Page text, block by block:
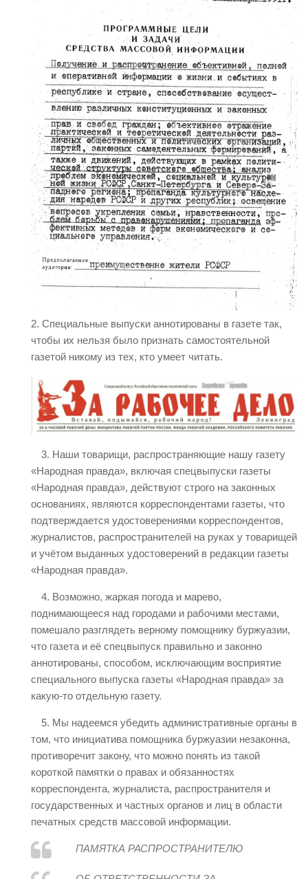
2. Специальные выпуски аннотированы в газете так,
чтобы их нельзя было признать самостоятельной
газетой никому из тех, кто умеет читать.
3. Наши товарищи, распространяющие нашу газету
«Народная правда», включая спецвыпуски газеты
«Народная правда», действуют строго на законных
основаниях, являются корреспондентами газеты, что
подтверждается удостоверениями корреспондентов,
журналистов, распространителей на руках у товарищей
и учётом выданных удостоверений в редакции газеты
«Народная правда».
4. Возможно, жаркая погода и марево,
поднимающееся над городами и рабочими местами,
помешало разглядеть верному помощнику буржуазии,
что газета и её спецвыпуск правильно и законно
аннотированы, способом, исключающим восприятие
специального выпуска газеты «Народная правда» за
какую-то отдельную газету.
5. Мы надеемся убедить административные органы в
том, что инициатива помощника буржуазии незаконна,
противоречит закону, что можно понять из такой
короткой памятки о правах и обязанностях
корреспондента, журналиста, распространителя и
государственных и частных органов и лиц в области
печатных средств массовой информации.
ПАМЯТКА РАСПРОСТРАНИТЕЛЮ